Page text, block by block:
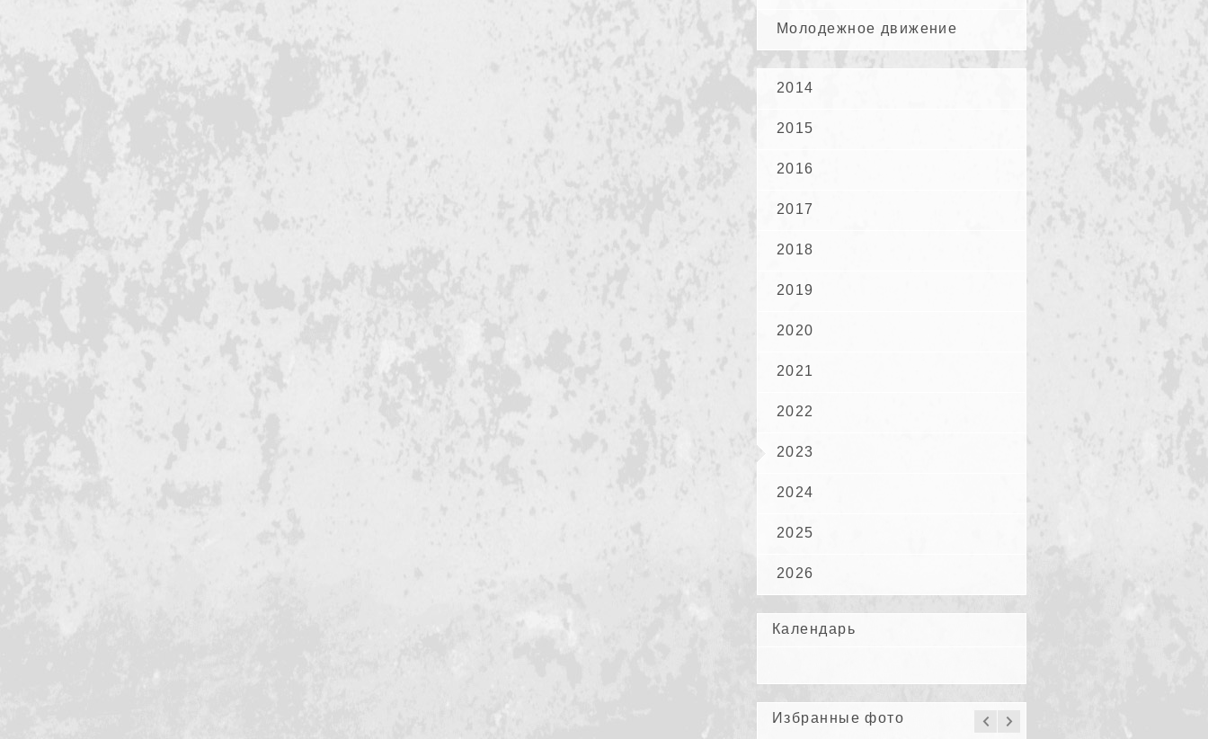
Молодежное движение
2014
2015
2016
2017
2018
2019
2020
2021
2022
2023
2024
2025
2026
Календарь
Избранные фото